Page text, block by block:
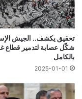
تحقيق يكشف.. الجيش
شكّل عصابة لتدمير قطاع
بالكامل
2025-01-01